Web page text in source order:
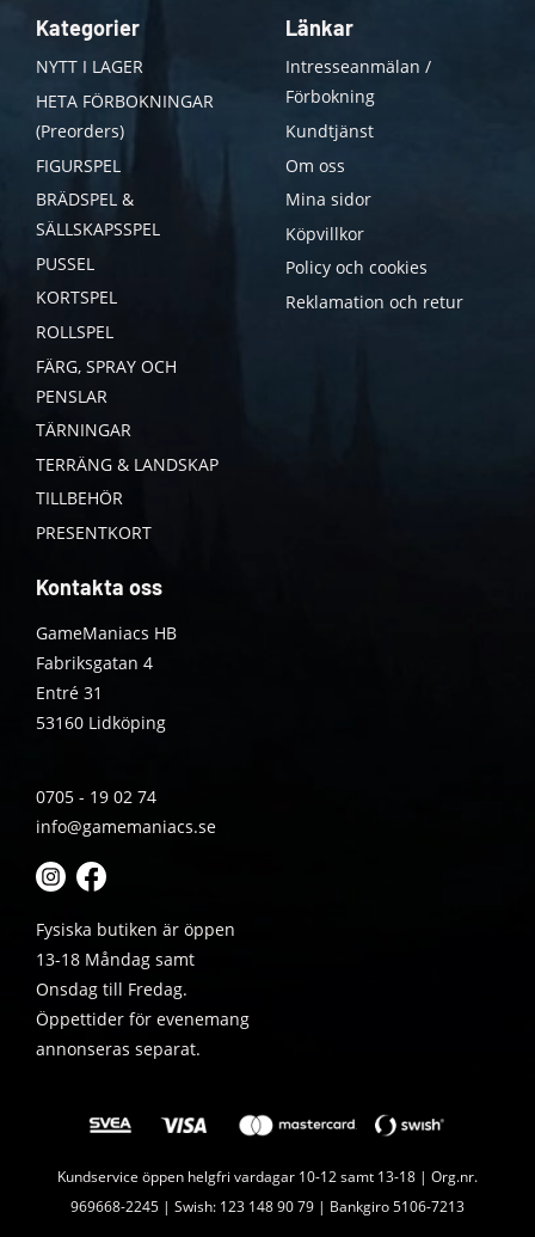
Kategorier
NYTT I LAGER
HETA FÖRBOKNINGAR
(Preorders)
FIGURSPEL
BRÄDSPEL &
SÄLLSKAPSSPEL
PUSSEL
KORTSPEL
ROLLSPEL
FÄRG, SPRAY OCH
PENSLAR
TÄRNINGAR
TERRÄNG & LANDSKAP
TILLBEHÖR
PRESENTKORT
Länkar
Intresseanmälan /
Förbokning
Kundtjänst
Om oss
Mina sidor
Köpvillkor
Policy och cookies
Reklamation och retur
Kontakta oss
GameManiacs HB
Fabriksgatan 4
Entré 31
53160 Lidköping
0705 - 19 02 74
info@gamemaniacs.se
Fysiska butiken är öppen
13-18 Måndag samt
Onsdag till Fredag.
Öppettider för evenemang
annonseras separat.
Kundservice öppen helgfri vardagar 10-12 samt 13-18 | Org.nr.
969668-2245 | Swish: 123 148 90 79 | Bankgiro 5106-7213